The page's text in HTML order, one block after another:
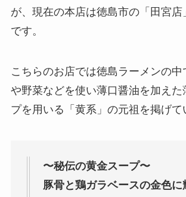
が、現在の本店は徳島市の「田宮店
です。
こちらのお店では徳島ラーメンの中
や野菜などを使い薄口醤油を加えた
プを用いる「黄系」の元祖を掲げて
〜秘伝の黄金スープ〜
豚骨と鶏ガラベースの金色に